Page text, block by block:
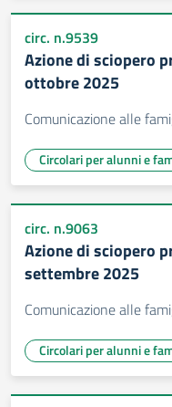
circ. n.9539
Azione di sciopero
ottobre 2025
Comunicazione alle
Circolari per alunni e
circ. n.9063
Azione di sciopero
settembre 2025
Comunicazione alle
Circolari per alunni e